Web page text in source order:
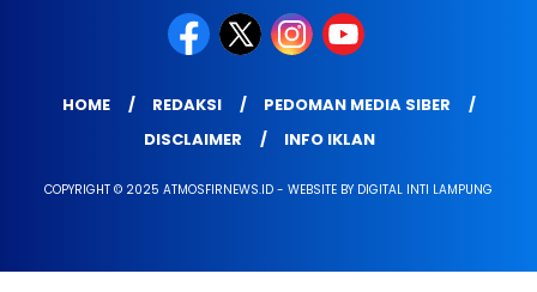
HOME REDAKSI
PEDOMAN MEDIA SIBER
DISCLAIMER
INFO IKLAN
COPYRIGHT © 2025 ATMOSFIRNEWS.ID - WEBSITE BY DIGITAL INTI LAMPUNG